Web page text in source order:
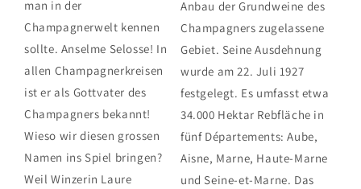
man in der
Champagnerwelt kennen
sollte. Anselme Selosse! In
allen Champagnerkreisen
ist er als Gottvater des
Champagners bekannt!
Wieso wir diesen grossen
Namen ins Spiel bringen?
Weil Winzerin Laure
Anbau der Grundweine des
Champagners zugelassene
Gebiet. Seine Ausdehnung
wurde am 22. Juli 1927
festgelegt. Es umfasst etwa
34.000 Hektar Rebfläche in
fünf Départements: Aube,
Aisne, Marne, Haute-Marne
und Seine-et-Marne. Das